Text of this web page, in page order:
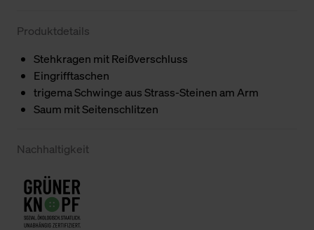
Produktdetails
Stehkragen mit Reißverschluss
Eingrifftaschen
trigema Schwinge aus Strass-Steinen am Arm
Saum mit Seitenschlitzen
Nachhaltigkeit